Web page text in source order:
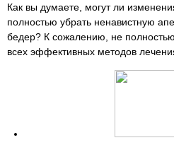
Как вы думаете, могут ли
полностью убрать ненавистную
бедер? К сожалению, не
всех эффективных методов